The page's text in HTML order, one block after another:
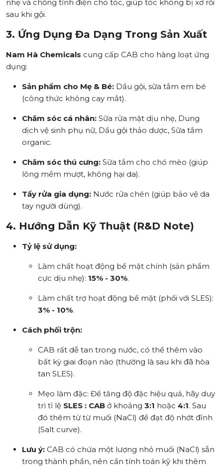
nhẹ và chống tĩnh điện cho tóc, giúp tóc không bị xơ rối
sau khi gội.
3. Ứng Dụng Đa Dạng Trong Sản Xuất
Nam Hà Chemicals cung cấp CAB cho hàng loạt ứng
dụng:
Sản phẩm cho Mẹ & Bé: Dầu gội, sữa tắm em bé
(công thức không cay mắt).
Chăm sóc cá nhân: Sữa rửa mặt dịu nhẹ, Dung
dịch vệ sinh phụ nữ, Dầu gội thảo dược, Sữa tắm
organic.
Chăm sóc thú cưng: Sữa tắm cho chó mèo (giúp
lông mềm mượt, không hại da).
Tẩy rửa gia dụng: Nước rửa chén (giúp bảo vệ da
tay người dùng).
4. Hướng Dẫn Kỹ Thuật (R&D Note)
Tỷ lệ sử dụng:
Làm chất hoạt động bề mặt chính (sản phẩm
cực dịu nhẹ): 15% - 30%.
Làm chất trợ hoạt động bề mặt (phối với SLES):
3% - 10%.
Cách phối trộn:
CAB rất dễ tan trong nước, có thể thêm vào
bất kỳ giai đoạn nào (thường là sau khi đã hòa
tan SLES).
Mẹo làm đặc: Để tăng độ đặc hiệu quả, hãy duy
trì tỉ lệ SLES : CAB ở khoảng 3:1 hoặc 4:1. Sau
đó thêm từ từ muối (NaCl) để đạt độ nhớt đỉnh
(Salt curve).
Lưu ý: CAB có chứa một lượng nhỏ muối (NaCl) sẵn
trong thành phần, nên cần tính toán kỹ khi thêm